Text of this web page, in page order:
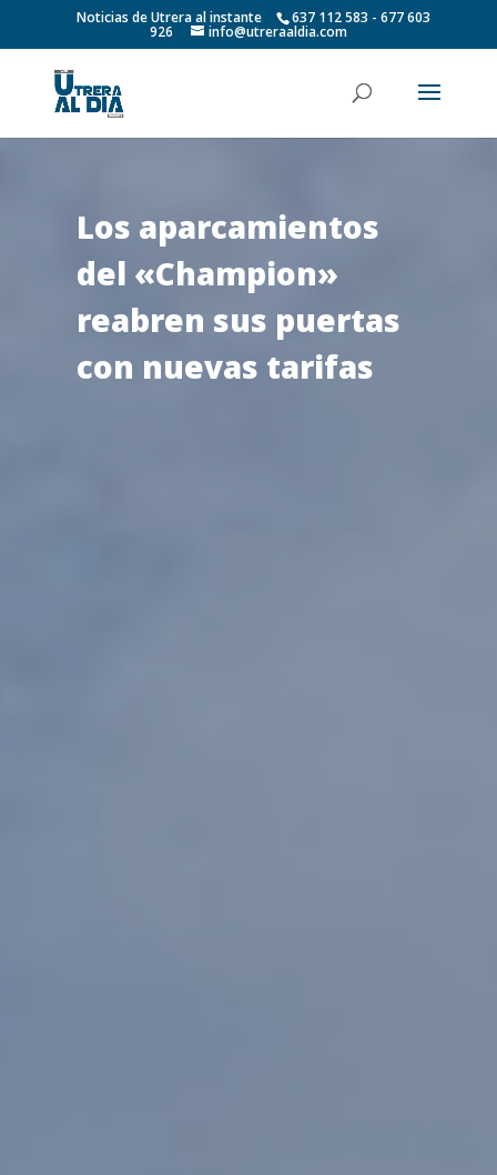
Noticias de Utrera al instante 637 112 583 - 677 603
926 info@utreraaldia.com
Los aparcamientos
del «Champion»
reabren sus puertas
con nuevas tarifas